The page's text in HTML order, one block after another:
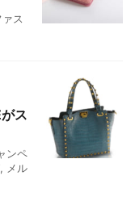
ス
ス
ンペ
, メル